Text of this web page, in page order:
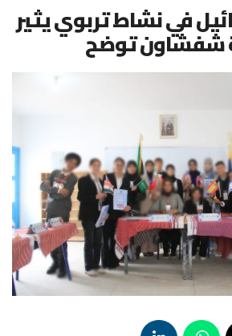
في نشاط تربوي يثير
شفشاون توضح